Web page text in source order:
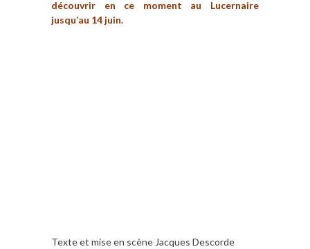
découvrir en ce moment au Lucernaire
jusqu’au 14 juin.
Texte et mise en scène Jacques Descorde